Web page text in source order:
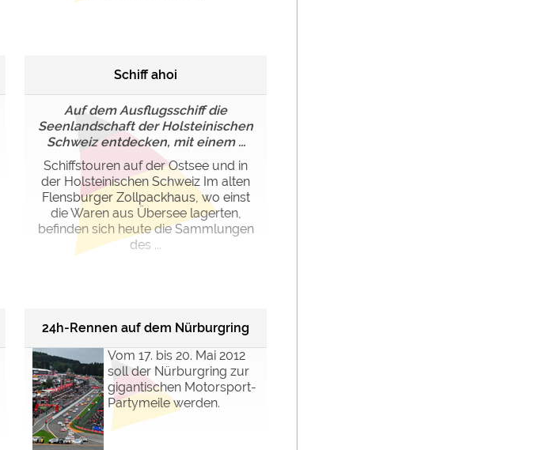
Schiff ahoi
Auf dem Ausflugsschiff die
Seenlandschaft der Holsteinischen
Schweiz entdecken, mit einem ...
Schiffstouren auf der Ostsee und in
der Holsteinischen Schweiz Im alten
Flensburger Zollpackhaus, wo einst
die Waren aus Übersee lagerten,
befinden sich heute die Sammlungen
des ...
24h-Rennen auf dem Nürburgring
Vom 17. bis 20. Mai 2012
soll der Nürburgring zur
gigantischen Motorsport-
Partymeile werden.